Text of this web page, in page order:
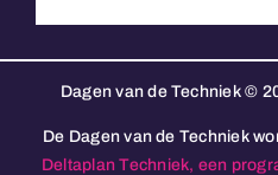
Dagen van de Techniek ©
De Dagen van de Techniek
Deltaplan Techniek, een